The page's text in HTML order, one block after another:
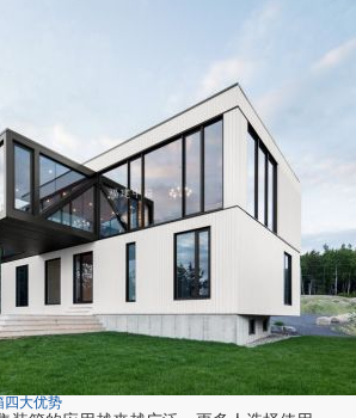
四大优势